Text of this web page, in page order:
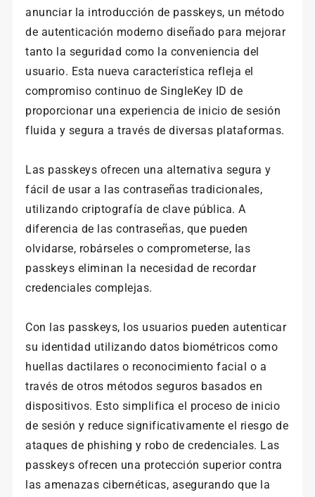
anunciar la introducción de passkeys, un método
de autenticación moderno diseñado para mejorar
tanto la seguridad como la conveniencia del
usuario. Esta nueva característica refleja el
compromiso continuo de SingleKey ID de
proporcionar una experiencia de inicio de sesión
fluida y segura a través de diversas plataformas.
Las passkeys ofrecen una alternativa segura y
fácil de usar a las contraseñas tradicionales,
utilizando criptografía de clave pública. A
diferencia de las contraseñas, que pueden
olvidarse, robárseles o comprometerse, las
passkeys eliminan la necesidad de recordar
credenciales complejas.
Con las passkeys, los usuarios pueden autenticar
su identidad utilizando datos biométricos como
huellas dactilares o reconocimiento facial o a
través de otros métodos seguros basados en
dispositivos. Esto simplifica el proceso de inicio
de sesión y reduce significativamente el riesgo de
ataques de phishing y robo de credenciales. Las
passkeys ofrecen una protección superior contra
las amenazas cibernéticas, asegurando que la